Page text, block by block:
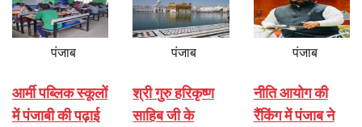
पंजाब
आर्मी पब्लिक स्कूलों
में पंजाबी की पढ़ाई
पंजाब
श्री गुरु हरिकृष्ण
साहिब जी के
पंजाब
नीति आयोग की
रैंकिंग में पंजाब ने